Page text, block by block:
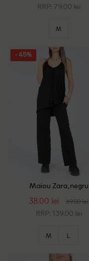
RRP: 79.00 lei
M
- 45%
Maiou Zara, negru
38.00 lei 69.00 lei
RRP: 139.00 lei
M L